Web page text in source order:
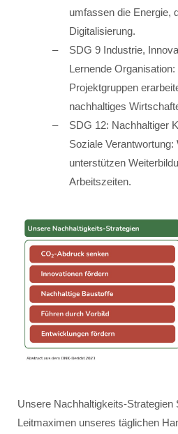
umfassen die Energie,
Digitalisierung.
SDG 9 Industrie,
Lernende
Projektgruppen
nachhaltiges
SDG 12: Nachhaltiger
Soziale
unterstützen
Arbeitszeiten.
Unsere Nachhaltigkeits-Strategien
Leitmaximen unseres täglichen